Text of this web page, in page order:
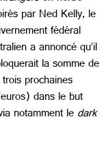
par Ned Kelly, le
fédéral
a annoncé qu’il
la somme de
prochaines
dans le but
notamment ledark